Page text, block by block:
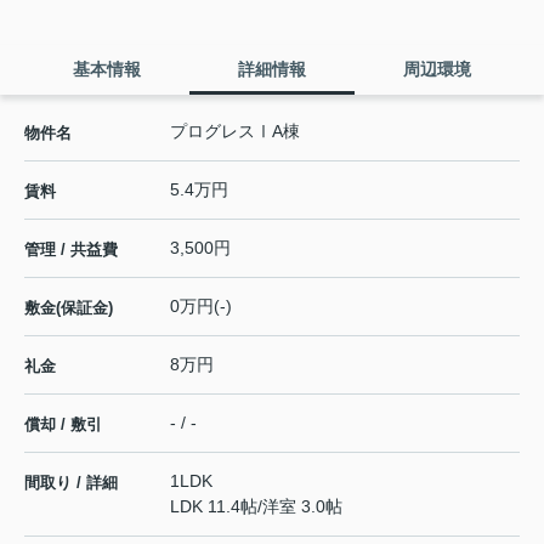
基本情報 詳細情報 周辺環境
物件名 プログレスⅠA棟
賃料 5.4万円
管理 / 共益費 3,500円
敷金(保証金) 0万円(-)
礼金 8万円
償却 / 敷引 - / -
間取り / 詳細
1LDK
LDK 11.4帖/洋室 3.0帖